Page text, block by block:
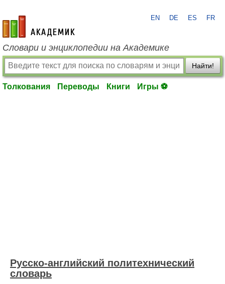
academic.ru
EN DE ES FR
Словари и энциклопедии на Академике
Найти!
Толкования Переводы Книги Игры ⚽
Русско-английский политехнический
словарь